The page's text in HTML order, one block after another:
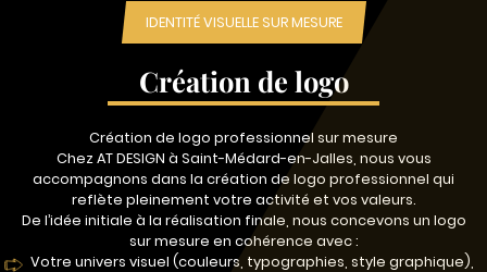
IDENTITÉ VISUELLE SUR MESURE
Création de logo
Création de logo professionnel sur mesure
Chez AT DESIGN à Saint-Médard-en-Jalles, nous vous
accompagnons dans la création de logo professionnel qui
reflète pleinement votre activité et vos valeurs.
De l’idée initiale à la réalisation finale, nous concevons un logo
sur mesure en cohérence avec :
Votre univers visuel (couleurs, typographies, style graphique),